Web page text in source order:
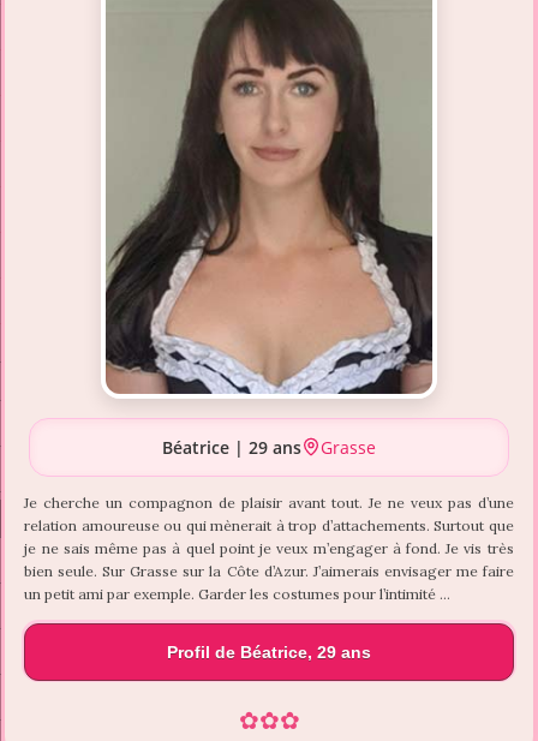
Béatrice | 29 ans Grasse
Je cherche un compagnon de plaisir avant tout. Je ne veux pas d’une
relation amoureuse ou qui mènerait à trop d’attachements. Surtout que
je ne sais même pas à quel point je veux m’engager à fond. Je vis très
bien seule. Sur Grasse sur la Côte d’Azur. J’aimerais envisager me faire
un petit ami par exemple. Garder les costumes pour l’intimité …
Profil de Béatrice, 29 ans
✿✿✿